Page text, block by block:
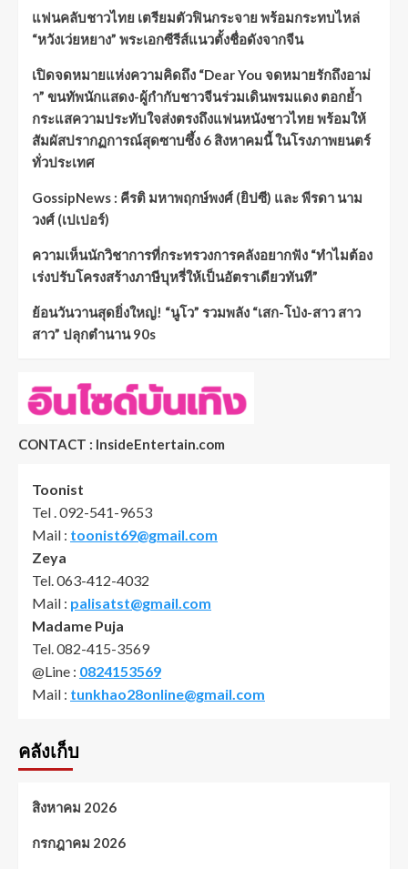
แฟนคลับชาวไทย เตรียมตัวฟินกระจาย พร้อมกระทบไหล่
“หวังเว่ยหยาง” พระเอกซีรีส์แนวตั้งชื่อดังจากจีน
เปิดจดหมายแห่งความคิดถึง “Dear You จดหมายรักถึงอาม่
า” ขนทัพนักแสดง-ผู้กำกับชาวจีนร่วมเดินพรมแดง ตอกย้ำ
กระแสความประทับใจส่งตรงถึงแฟนหนังชาวไทย พร้อมให้
สัมผัสปรากฏการณ์สุดซาบซึ้ง 6 สิงหาคมนี้ ในโรงภาพยนตร์
ทั่วประเทศ
GossipNews : คีรติ มหาพฤกษ์พงศ์ (ยิปซี) และ พีรดา นาม
วงศ์ (เปเปอร์)
ความเห็นนักวิชาการที่กระทรวงการคลังอยากฟัง “ทำไมต้อง
เร่งปรับโครงสร้างภาษีบุหรี่ให้เป็นอัตราเดียวทันที”
ย้อนวันวานสุดยิ่งใหญ่! “นูโว” รวมพลัง “เสก-โป่ง-สาว สาว
สาว” ปลุกตำนาน 90s
CONTACT : InsideEntertain.com
Toonist
Tel . 092-541-9653
Mail : toonist69@gmail.com
Zeya
Tel. 063-412-4032
Mail : palisatst@gmail.com
Madame Puja
Tel. 082-415-3569
@Line : 0824153569
Mail : tunkhao28online@gmail.com
คลังเก็บ
สิงหาคม 2026
กรกฎาคม 2026